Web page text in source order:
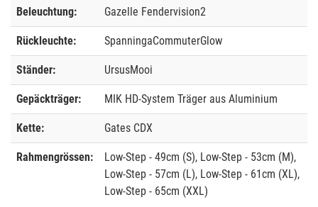
Beleuchtung: Gazelle Fendervision2
Rückleuchte: SpanningaCommuterGlow
Ständer: UrsusMooi
Gepäckträger: MIK HD-System Träger aus Aluminium
Kette: Gates CDX
Rahmengrössen:
Low-Step - 49cm (S), Low-Step - 53cm (M),
Low-Step - 57cm (L), Low-Step - 61cm (XL),
Low-Step - 65cm (XXL)